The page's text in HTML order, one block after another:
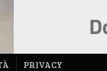
PRIVACY